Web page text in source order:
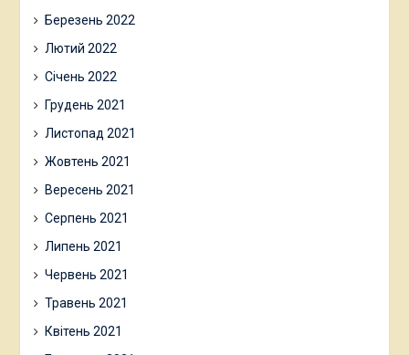
Березень 2022
Лютий 2022
Січень 2022
Грудень 2021
Листопад 2021
Жовтень 2021
Вересень 2021
Серпень 2021
Липень 2021
Червень 2021
Травень 2021
Квітень 2021